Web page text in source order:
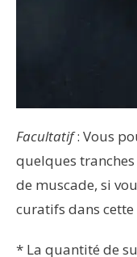
Facultatif: Vous
quelques
de muscade, si
curatifs dans
* La quantité de